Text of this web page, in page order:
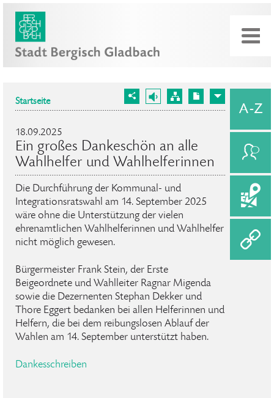
Startseite
18.09.2025
Ein großes Dankeschön an alle
Wahlhelfer und Wahlhelferinnen
Die Durchführung der Kommunal- und
Integrationsratswahl am 14. September 2025
wäre ohne die Unterstützung der vielen
ehrenamtlichen Wahlhelferinnen und Wahlhelfer
nicht möglich gewesen.
Bürgermeister Frank Stein, der Erste
Beigeordnete und Wahlleiter Ragnar Migenda
sowie die Dezernenten Stephan Dekker und
Thore Eggert bedanken bei allen Helferinnen und
Helfern, die bei dem reibungslosen Ablauf der
Wahlen am 14. September unterstützt haben.
Dankesschreiben